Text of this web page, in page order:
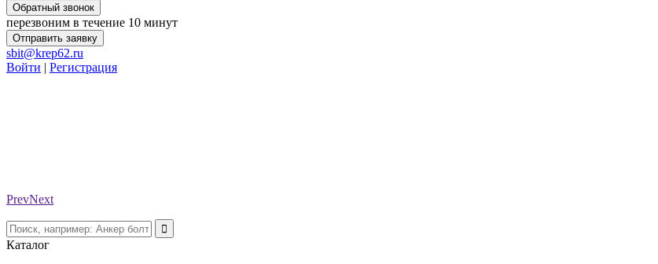
Обратный звонок
перезвоним в течение 10 минут
Отправить заявку
sbit@krep62.ru
Войти | Регистрация
PrevNext
Каталог